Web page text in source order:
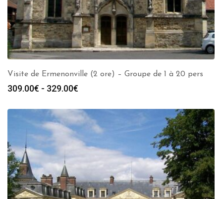
Visite de Ermenonville (2 ore) – Groupe de 1 à 20 pers
309.00€ - 329.00€
prezzo:
da
309.00€
a